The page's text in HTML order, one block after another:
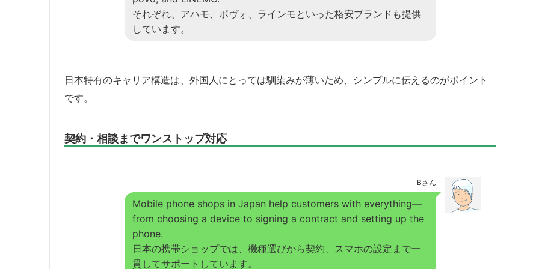
それぞれ、アハモ、ポヴォ、ラインモといった格安ブランドも提供
しています。
日本特有のキャリア構造は、外国人にとっては馴染みが薄いため、シンプルに伝えるのがポイント
です。
契約・相談までワンストップ対応
Bさん
Mobile phone shops in Japan help customers with everything—
from choosing a device to signing a contract and setting up the
phone.
日本の携帯ショップでは、機種選びから契約、スマホの設定まで一
貫してサポートしています。